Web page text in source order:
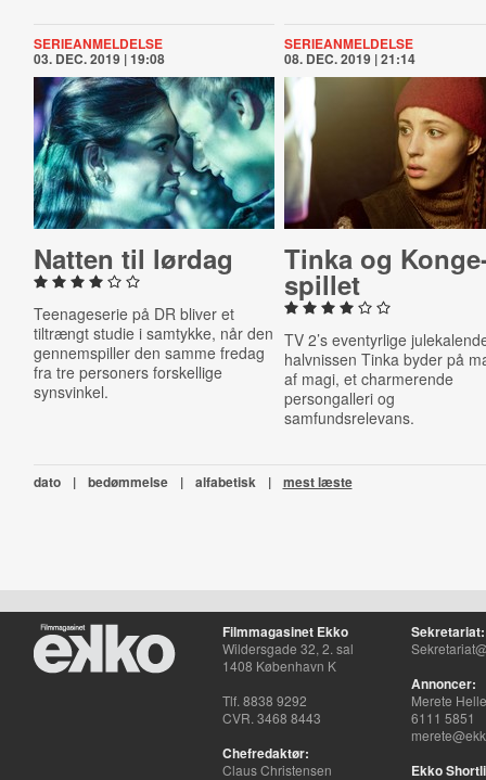
SERIEANMELDELSE
03. DEC. 2019 | 19:08
Natten til lørdag
Teenageserie på DR bliver et
tiltrængt studie i samtykke, når den
gennemspiller den samme fredag
fra tre personers forskellige
synsvinkel.
SERIEANMELDELSE
08. DEC. 2019 | 21:14
Tinka og
spil­let
TV 2’s eventyrlige
halvnissen Tinka byder på
af magi, et charmerende
persongalleri og
samfundsrelevans.
dato | bedømmelse | alfabetisk | mest læste
Filmmagasinet Ekko
Wildersgade 32, 2. sal
1408 København K
Tlf. 8838 9292
CVR. 3468 8443
Chefredaktør:
Claus Christensen
Sekretariat:
Annoncer:
Merete
6111 5851
Ekko